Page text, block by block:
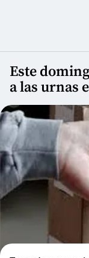
Este
a las urnas